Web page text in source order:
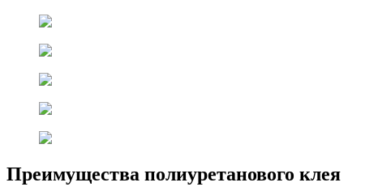
Преимущества полиуретанового клея